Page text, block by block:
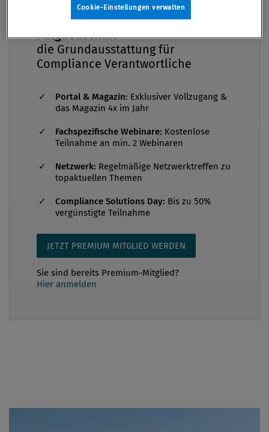
Unternehmen arbeiten seit Jahren an der
Verschlankung der Wertschöpfungskette:
Auslagerungen von Teilen der IT oder des Back-
Offices gehören mittlerweile zum Standard. Selbst
einzelne Unternehmensfunktionen, wie der Bereich
Dienstleister vergeben. Die Europäische
„Leitlinien zur Auslagerung“ („EBA-Guidelines“)
Auslagerung von Leistungen durch die
Regelungsadressa...
Compliance Praxis Premium
Mitgliedschaft -
die Grundausstattung für
Compliance Verantwortliche
Portal & Magazin: Exklusiver Vollzugang &
das Magazin 4x im Jahr
Fachspezifische Webinare: Kostenlose
Teilnahme an min. 2 Webinaren
Netzwerk: Regelmäßige Netzwerktreffen zu
topaktuellen Themen
Compliance Solutions Day: Bis zu 50%
vergünstigte Teilnahme
JETZT PREMIUM MITGLIED WERDEN
Sie sind bereits Premium-Mitglied?
Hier anmelden
Cookie-Einstellungen verwalten